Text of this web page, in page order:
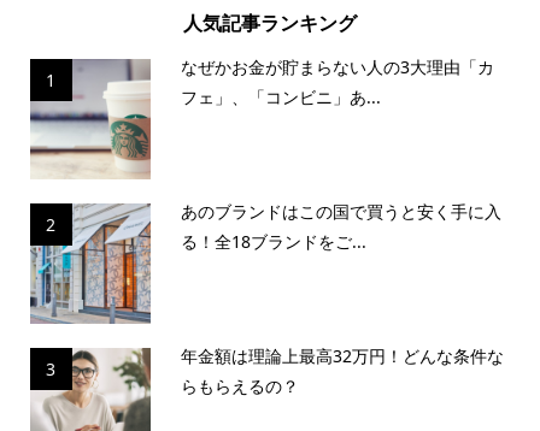
人気記事ランキング
1
なぜかお金が貯まらない人の3大理由「カ
フェ」、「コンビニ」あ...
2
あのブランドはこの国で買うと安く手に入
る！全18ブランドをご...
3
年金額は理論上最高32万円！どんな条件な
らもらえるの？